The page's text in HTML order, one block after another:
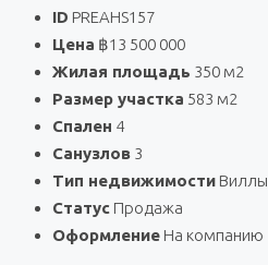
ID PREAHS157
Цена ฿13 500 000
Жилая площадь 350 м2
Размер участка 583 м2
Спален 4
Санузлов 3
Тип недвижимости Виллы
Статус Продажа
Оформление На компанию